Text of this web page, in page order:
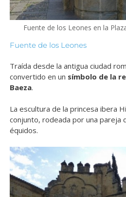
Fuente de los Leones en la
Fuente de los Leones
Traída desde la antigua ciudad
convertido en un símbolo de la
Baeza.
La escultura de la princesa ibera
conjunto, rodeada por una pareja
équidos.